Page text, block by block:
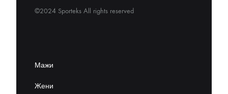
©2024 Sporteks All rights reserved
Мажи
Жени